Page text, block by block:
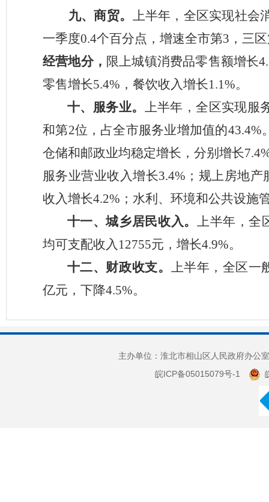
九、商贸。 上半年， 全区实现社会
一季度0.4个百分点，增速全市第3 ，三
经营地分， 限上城镇消费品零售额增长
零售增长5.4% ，餐饮收入增长1.1%。
十、 服务业。 上半年 ，全 区实现服
和第2位 ，占全市服务业增加值的43.4%
仓储和邮政业均稳定增长 ，分别增长7.4
服务业营业收入增长3.4% ； 规上房地产
收入增长4.2% ； 水利、环境和公共设施
十一、城乡居民收入。上半年 ，全
均可支配收入 12755元，增长4.9%。
十二、 财政收支。 上半年 ，全区一
亿元， 下降4.5%。
主办单位：淮北市相山区人民政府办
皖ICP备05015079号-1